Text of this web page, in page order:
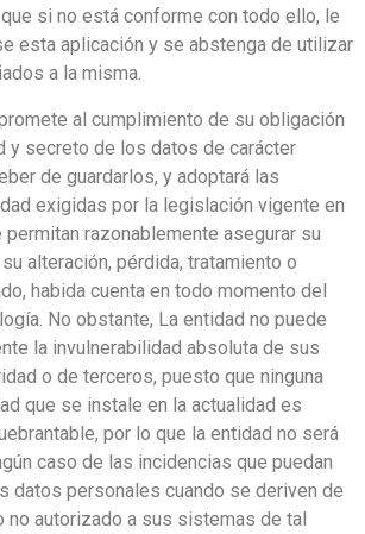
si no está conforme con todo ello, le
esta aplicación y se abstenga de utilizar
a la misma.
al cumplimiento de su obligación
y secreto de los datos de carácter
de guardarlos, y adoptará las
exigidas por la legislación vigente en
permitan razonablemente asegurar su
alteración, pérdida, tratamiento o
habida cuenta en todo momento del
No obstante, La entidad no puede
la invulnerabilidad absoluta de sus
o de terceros, puesto que ninguna
que se instale en la actualidad es
por lo que la entidad no será
caso de las incidencias que puedan
datos personales cuando se deriven de
no autorizado a sus sistemas de tal